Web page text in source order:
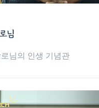
님
님의 인생 기념관